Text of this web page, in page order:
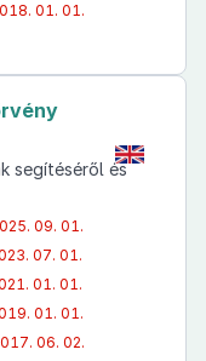
01. 01.
segítéséről és
09. 01.
07. 01.
01. 01.
01. 01.
06. 02.